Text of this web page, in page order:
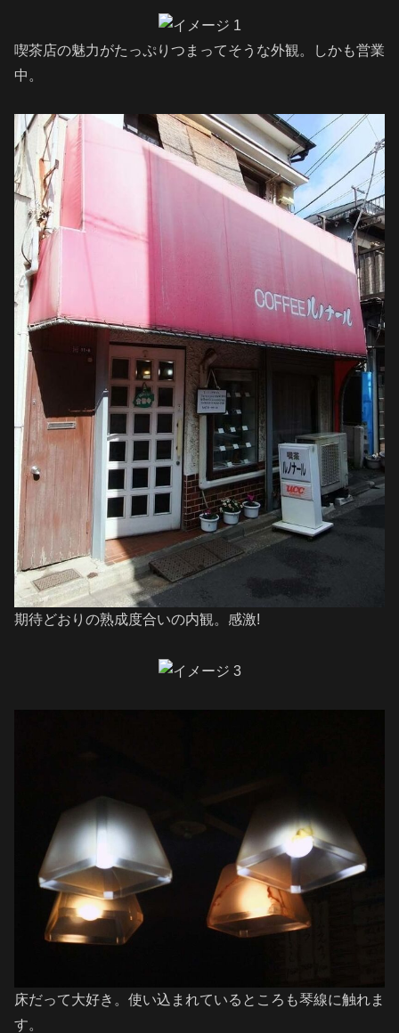
喫茶店の魅力がたっぷりつまってそうな外観。しかも営業
中。
期待どおりの熟成度合いの内観。感激!
床だって大好き。使い込まれているところも琴線に触れま
す。